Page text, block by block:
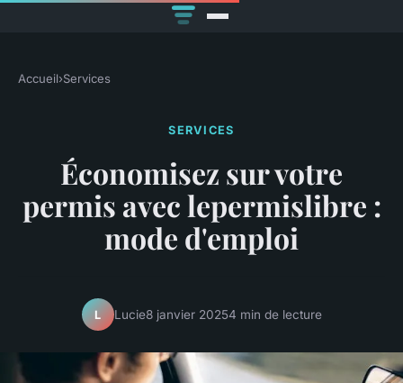
Accueil›Services
SERVICES
Économisez sur votre
permis avec lepermislibre :
mode d'emploi
L Lucie8 janvier 20254 min de lecture